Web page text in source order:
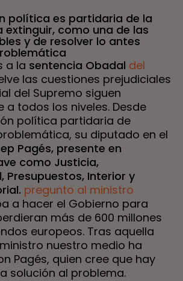
política es partidaria de la
extinguir, como una de las
y de resolver lo antes
a la sentencia Obadal del
las cuestiones prejudiciales
del Supremo siguen
a todos los niveles. Desde
política partidaria de
su diputado en el
Pagés, presente en
como Justicia,
Presupuestos, Interior y
pregunto al ministro
a hacer el Gobierno para
más de 600 millones
europeos. Tras aquella
nuestro medio ha
Pagés, quien cree que hay
solución al problema.